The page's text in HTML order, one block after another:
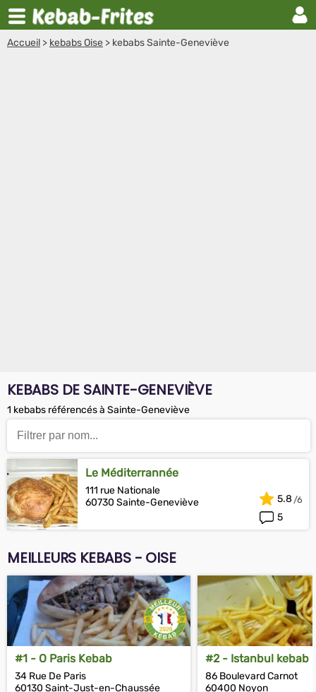
Accueil > kebabs Oise > kebabs Sainte-Geneviève
KEBABS DE SAINTE-GENEVIÈVE
1 kebabs référencés à Sainte-Geneviève
Le Méditerrannée
111 rue Nationale
60730 Sainte-Geneviève
5
5.8
MEILLEURS KEBABS - OISE
#1 - O Paris Kebab
34 Rue De Paris
60130 Saint-Just-en-Chaussée
#2 - Istanbul kebab
86 Boulevard Carnot
60400 Noyon